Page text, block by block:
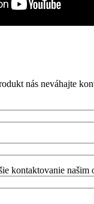
nás neváhajte
kontaktovanie našim